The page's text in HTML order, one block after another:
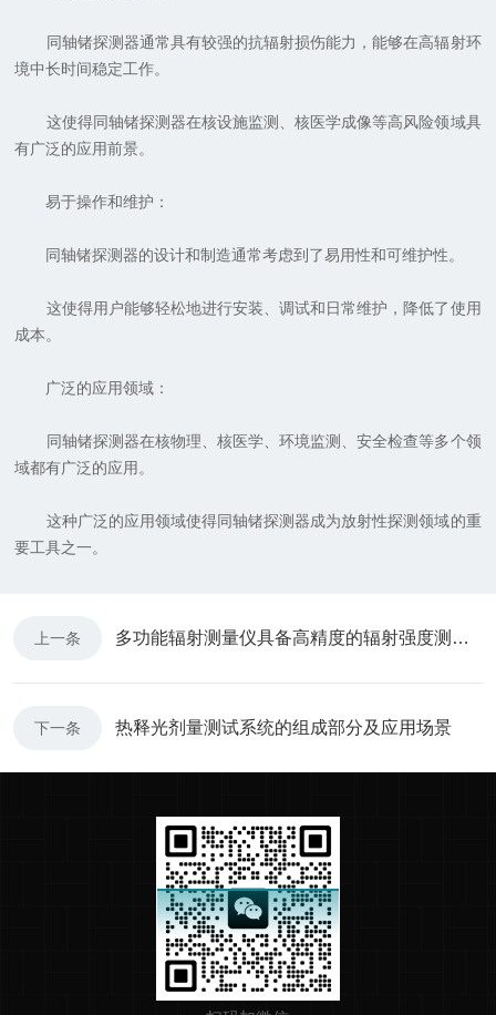
同轴锗探测器通常具有较强的抗辐射损伤能力，能够在高辐射环
境中长时间稳定工作。
这使得同轴锗探测器在核设施监测、核医学成像等高风险领域具
有广泛的应用前景。
易于操作和维护：
同轴锗探测器的设计和制造通常考虑到了易用性和可维护性。
这使得用户能够轻松地进行安装、调试和日常维护，降低了使用
成本。
广泛的应用领域：
同轴锗探测器在核物理、核医学、环境监测、安全检查等多个领
域都有广泛的应用。
这种广泛的应用领域使得同轴锗探测器成为放射性探测领域的重
要工具之一。
上一条 多功能辐射测量仪具备高精度的辐射强度测量能力
下一条 热释光剂量测试系统的组成部分及应用场景